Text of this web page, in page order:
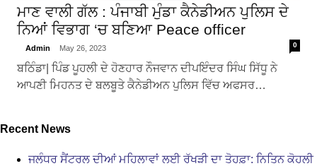
ਮਾਣ ਵਾਲੀ ਗੱਲ : ਪੰਜਾਬੀ ਮੁੰਡਾ ਕੈਨੇਡੀਅਨ ਪੁਲਿਸ ਦੇ
ਨਿਆਂ ਵਿਭਾਗ ‘ਚ ਬਣਿਆ Peace officer
Admin May 26, 2023 0
ਬਠਿੰਡਾ| ਪਿੰਡ ਪੂਹਲੀ ਦੇ ਹੋਣਹਾਰ ਨੌਜਵਾਨ ਦੀਪਇੰਦਰ ਸਿੰਘ ਸਿੱਧੂ ਨੇ
ਆਪਣੀ ਮਿਹਨਤ ਦੇ ਬਲਬੂਤੇ ਕੈਨੇਡੀਅਨ ਪੁਲਿਸ ਵਿੱਚ ਅਫਸਰ…
Recent News
ਜਲੰਧਰ ਸੈਂਟਰਲ ਦੀਆਂ ਮਹਿਲਾਵਾਂ ਲਈ ਰੱਖੜੀ ਦਾ ਤੋਹਫ਼ਾ: ਨਿਤਿਨ ਕੋਹਲੀ